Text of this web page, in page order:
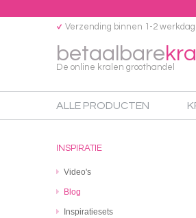
betaalbare
De online kralen groothandel
Verzending binnen 1-2
ALLE PRODUCTEN
INSPIRATIE
Video's
Blog
Inspiratiesets